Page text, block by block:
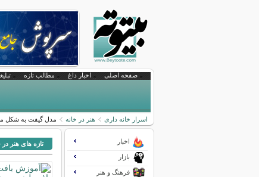
صفحه اصلی اخبار داغ مطالب تازه
اسرار خانه داری هنر در خانه مدل گیفت به شکل
تازه های هنر در اخبار
بازار
فرهنگ و هنر